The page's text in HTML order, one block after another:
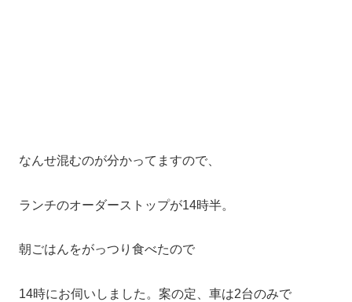
なんせ混むのが分かってますので、
ランチのオーダーストップが14時半。
朝ごはんをがっつり食べたので
14時にお伺いしました。案の定、車は2台のみで